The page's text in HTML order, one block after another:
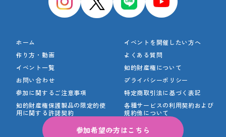
ホーム
イベントを開催したい方へ
作り方・動画
よくある質問
イベント一覧
知的財産権について
お問い合わせ
プライバシーポリシー
参加に関するご注意事項
特定商取引法に基づく表記
知的財産権保護製品の限定的使
用に関する許諾契約
各種サービスの利用契約および
規約他について
参加希望の方はこちら